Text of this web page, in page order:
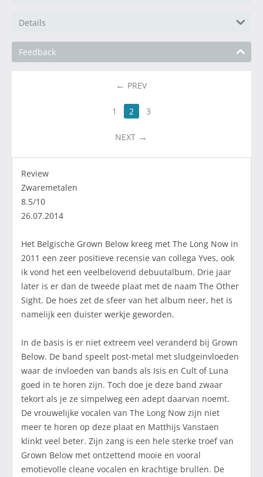
Details
Feedback
PREV
1 2 3
NEXT
Review
Zwaremetalen
8.5/10
26.07.2014
Het Belgische Grown Below kreeg met The Long Now in
2011 een zeer positieve recensie van collega Yves, ook
ik vond het een veelbelovend debuutalbum. Drie jaar
later is er dan de tweede plaat met de naam The Other
Sight. De hoes zet de sfeer van het album neer, het is
namelijk een duister werkje geworden.
In de basis is er niet extreem veel veranderd bij Grown
Below. De band speelt post-metal met sludgeinvloeden
waar de invloeden van bands als Isis en Cult of Luna
goed in te horen zijn. Toch doe je deze band zwaar
tekort als je ze simpelweg een adept daarvan noemt.
De vrouwelijke vocalen van The Long Now zijn niet
meer te horen op deze plaat en Matthijs Vanstaen
klinkt veel beter. Zijn zang is een hele sterke troef van
Grown Below met ontzettend mooie en vooral
emotievolle cleane vocalen en krachtige brullen. De